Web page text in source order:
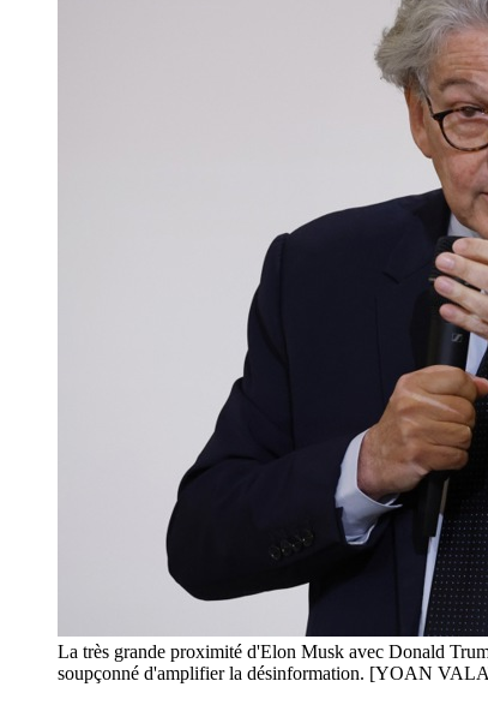
La très grande proximité d'Elon Musk avec Donald
soupçonné d'amplifier la désinformation. [YOAN